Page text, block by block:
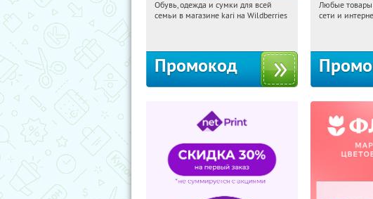
10:40:52 Получили:
Обувь, одежда и сумки для всей
семьи в магазине kari на Wildberries
Промокод
10:40:52
Любые товары
сети и